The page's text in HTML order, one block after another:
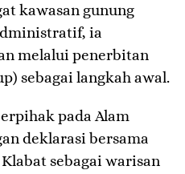
kawasan gunung
ia
melalui penerbitan
sebagai langkah awal.
pada Alam
deklarasi bersama
sebagai warisan